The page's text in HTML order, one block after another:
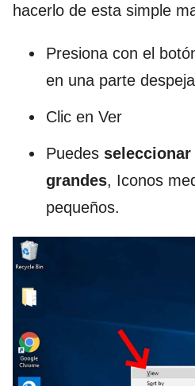
hacerlo de esta simple
Presiona con el
en una parte
Clic en Ver
Puedes
grandes, Iconos
pequeños.